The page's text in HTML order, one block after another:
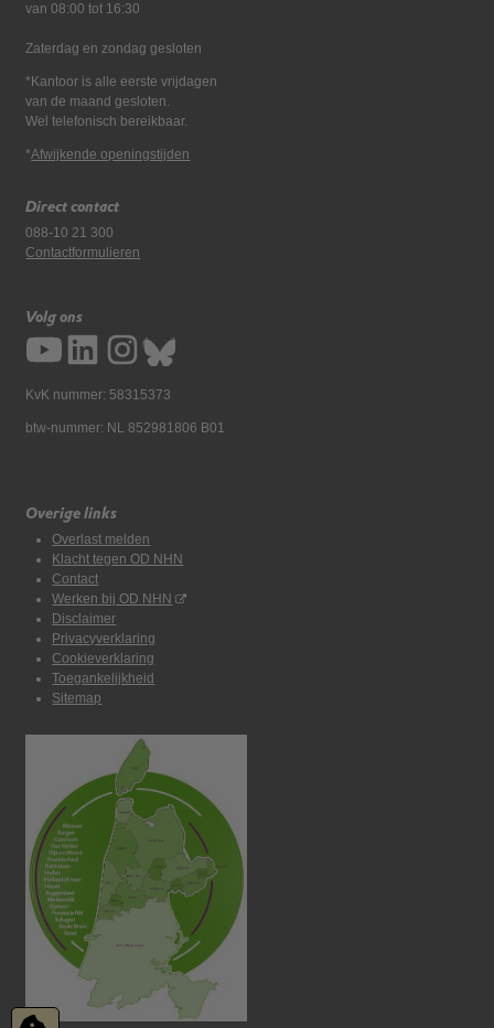
van 08:00 tot 16:30
Zaterdag en zondag gesloten
*Kantoor is alle eerste vrijdagen
van de maand gesloten.
Wel telefonisch bereikbaar.
*Afwijkende openingstijden
Direct contact
088-10 21 300
Contactformulieren
Volg ons
KvK nummer: 58315373
btw-nummer: NL 852981806 B01
Overige links
Overlast melden
Klacht tegen OD NHN
Contact
Werken bij OD NHN
Disclaimer
Privacyverklaring
Cookieverklaring
Toegankelijkheid
Sitemap